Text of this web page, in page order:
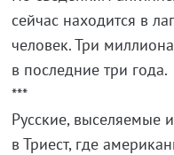
сейчас находится в
человек. Три
в последние три года.
***
Русские, выселяемые
в Триест, где